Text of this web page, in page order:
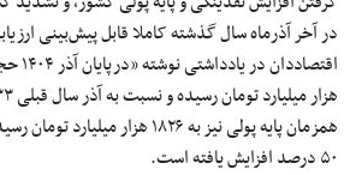
در آخر آذرماه سال گذشته کاملا قابل پیش‌بینی
همزمان پایه پولی نیز به ۱۸۲۶
۵۰ درصد افزایش یافته است.